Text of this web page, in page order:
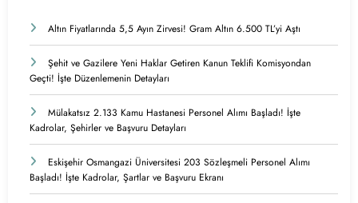
Altın Fiyatlarında 5,5 Ayın Zirvesi! Gram Altın 6.500 TL’yi Aştı
Şehit ve Gazilere Yeni Haklar Getiren Kanun Teklifi Komisyondan
Geçti! İşte Düzenlemenin Detayları
Mülakatsız 2.133 Kamu Hastanesi Personel Alımı Başladı! İşte
Kadrolar, Şehirler ve Başvuru Detayları
Eskişehir Osmangazi Üniversitesi 203 Sözleşmeli Personel Alımı
Başladı! İşte Kadrolar, Şartlar ve Başvuru Ekranı